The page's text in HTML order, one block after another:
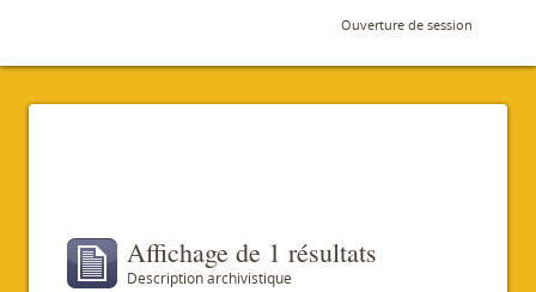
Ouverture de session
Affichage de 1 résultats
Description archivistique